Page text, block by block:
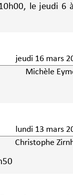
le jeudi 6
jeudi 16 mars
Michèle
lundi 13 mars
Christophe